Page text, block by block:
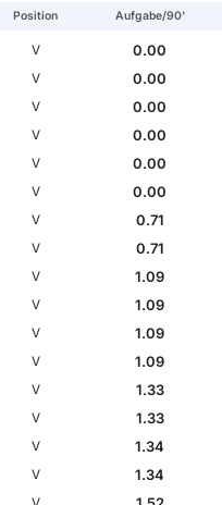
Position Aufgabe/90'
V
0.00
V
0.00
V
0.00
V
0.00
V
0.00
V
0.00
V
0.71
V
0.71
V
1.09
V
1.09
V
1.09
V
1.09
V
1.33
V
1.33
V
1.34
V
1.34